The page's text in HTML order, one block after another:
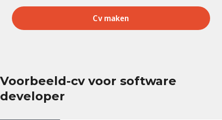
Cv maken
Voorbeeld-cv voor software
developer